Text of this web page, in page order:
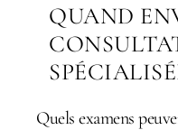
QUAND
Quels examens